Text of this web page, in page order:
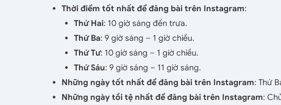
Thời điểm tốt nhất để đăng bài trên Instagram:
Thứ Hai: 10 giờ sáng đến trưa.
Thứ Ba: 9 giờ sáng – 1 giờ chiều.
Thứ Tư: 10 giờ sáng – 1 giờ chiều.
Thứ Sáu: 9 giờ sáng – 11 giờ sáng.
Những ngày tốt nhất để đăng bài trên Instagram: Thứ
Những ngày tồi tệ nhất để đăng bài trên Instagram: